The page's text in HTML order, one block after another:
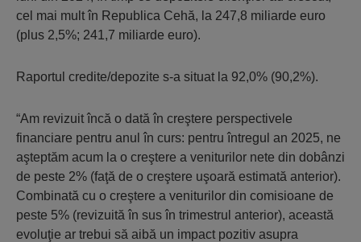
cel mai mult în Republica Cehă, la 247,8 miliarde euro
(plus 2,5%; 241,7 miliarde euro).
Raportul credite/depozite s-a situat la 92,0% (90,2%).
“Am revizuit încă o dată în creştere perspectivele
financiare pentru anul în curs: pentru întregul an 2025, ne
aşteptăm acum la o creştere a veniturilor nete din dobânzi
de peste 2% (faţă de o creştere uşoară estimată anterior).
Combinată cu o creştere a veniturilor din comisioane de
peste 5% (revizuită în sus în trimestrul anterior), această
evoluţie ar trebui să aibă un impact pozitiv asupra